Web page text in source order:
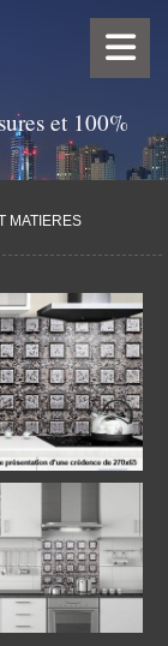
et 100%
MATIERES